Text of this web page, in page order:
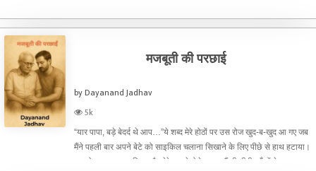
मजबूती की परछाई
by Dayanand Jadhav
5k
“यार पापा, बड़े बेदर्द थे आप…”ये शब्द मेरे होठों पर उस रोज खुद-ब-खुद आ गए जब
मैंने पहली बार अपने बेटे को साइकिल चलाना सिखाने के लिए पीछे से हाथ हटाया।
वह थोड़ा डगमगाया, गिरा, और मेरे सामने रोने लगा। मैं भी भीगी आँखों के साथ